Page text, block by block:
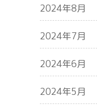
2024年8月
2024年7月
2024年6月
2024年5月